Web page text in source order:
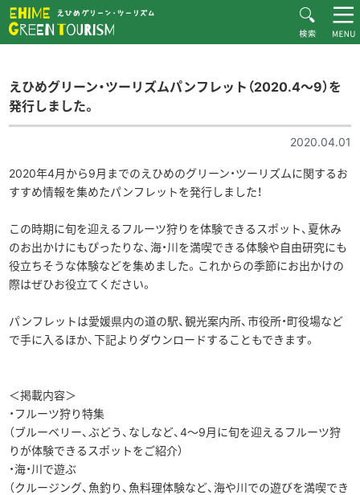
お知らせ
逸品紹介
ダウンロード
ムービー
お問い合わせ サイトマップ
えひめグリーン・ツーリズムパンフレット（2020.4～9）を
発行しました。
2020.04.01
2020年4月から9月までのえひめのグリーン・ツーリズムに関するお
すすめ情報を集めたパンフレットを発行しました！
この時期に旬を迎えるフルーツ狩りを体験できるスポット、夏休み
のお出かけにもぴったりな、海・川を満喫できる体験や自由研究にも
役立ちそうな体験などを集めました。これからの季節にお出かけの
際はぜひお役立てください。
パンフレットは愛媛県内の道の駅、観光案内所、市役所・町役場など
で手に入るほか、下記よりダウンロードすることもできます。
＜掲載内容＞
・フルーツ狩り特集
（ブルーベリー、ぶどう、なしなど、4～9月に旬を迎えるフルーツ狩
りが体験できるスポットをご紹介）
・海・川で遊ぶ
（クルージング、魚釣り、魚料理体験など、海や川での遊びを満喫でき